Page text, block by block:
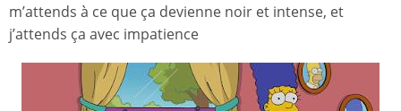
m’attends à ce que ça devienne noir et intense, et
j’attends ça avec impatience